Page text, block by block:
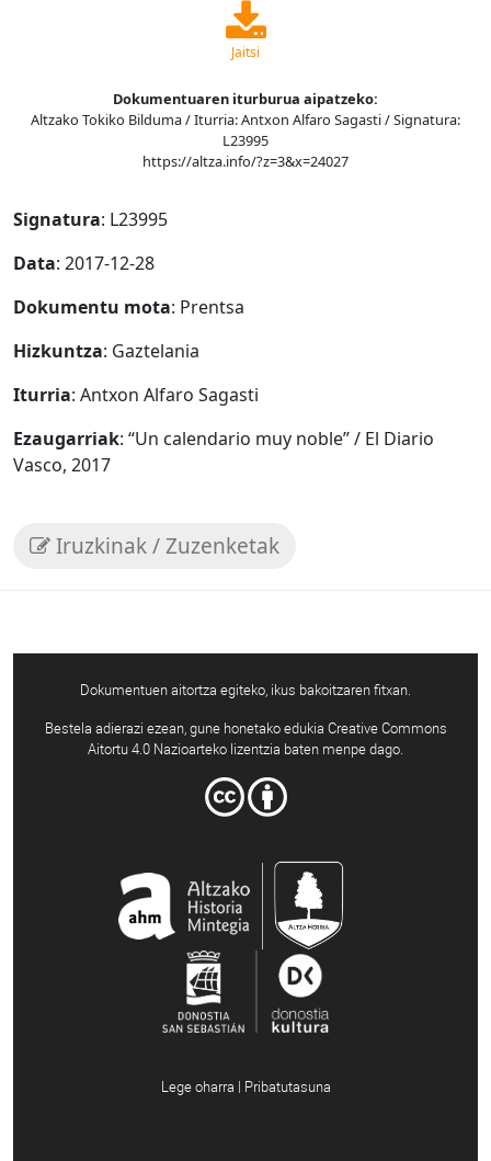
Jaitsi
Dokumentuaren iturburua aipatzeko:
Altzako Tokiko Bilduma / Iturria: Antxon Alfaro Sagasti / Signatura:
L23995
https://altza.info/?z=3&x=24027
Signatura: L23995
Data: 2017-12-28
Dokumentu mota: Prentsa
Hizkuntza: Gaztelania
Iturria: Antxon Alfaro Sagasti
Ezaugarriak: “Un calendario muy noble” / El Diario
Vasco, 2017
Iruzkinak / Zuzenketak
Dokumentuen aitortza egiteko, ikus bakoitzaren fitxan.
Bestela adierazi ezean, gune honetako edukia Creative Commons
Aitortu 4.0 Nazioarteko lizentzia baten menpe dago.
Lege oharra | Pribatutasuna